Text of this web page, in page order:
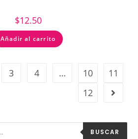
$12.50
Añadir al carrito
3 4 … 10
11
12
BUSCAR